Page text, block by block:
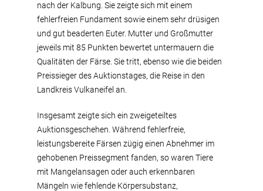
nach der Kalbung. Sie zeigte sich mit einem
fehlerfreien Fundament sowie einem sehr drüsigen
und gut beaderten Euter. Mutter und Großmutter
jeweils mit 85 Punkten bewertet untermauern die
Qualitäten der Färse. Sie tritt, ebenso wie die beiden
Preissieger des Auktionstages, die Reise in den
Landkreis Vulkaneifel an.
Insgesamt zeigte sich ein zweigeteiltes
Auktionsgeschehen. Während fehlerfreie,
leistungsbereite Färsen zügig einen Abnehmer im
gehobenen Preissegment fanden, so waren Tiere
mit Mangelansagen oder auch erkennbaren
Mängeln wie fehlende Körpersubstanz,